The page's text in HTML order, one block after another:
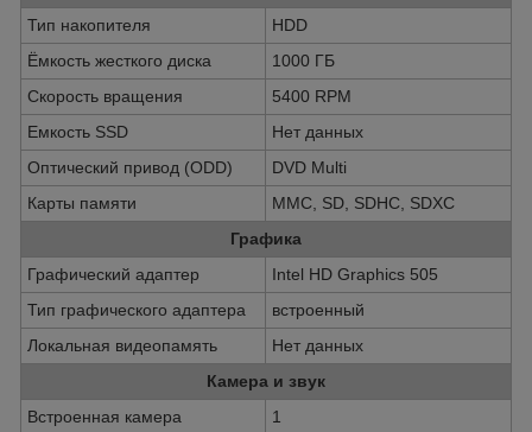
Тип накопителя
HDD
Ёмкость жесткого диска
1000 ГБ
Скорость вращения
5400 RPM
Емкость SSD
Нет данных
Оптический привод (ODD)
DVD Multi
Карты памяти
MMC, SD, SDHC, SDXC
Графика
Графический адаптер
Intel HD Graphics 505
Тип графического адаптера
встроенный
Локальная видеопамять
Нет данных
Камера и звук
Встроенная камера
1